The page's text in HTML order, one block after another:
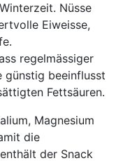
Nüsse
Eiweisse,
regelmässiger
günstig beeinflusst
Fettsäuren.
Magnesium
die
der Snack